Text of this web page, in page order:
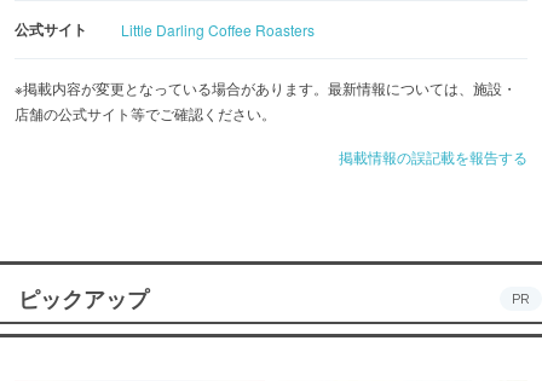
公式サイト Little Darling Coffee Roasters
※掲載内容が変更となっている場合があります。最新情報については、施設・
店舗の公式サイト等でご確認ください。
掲載情報の誤記載を報告する
ピックアップ PR